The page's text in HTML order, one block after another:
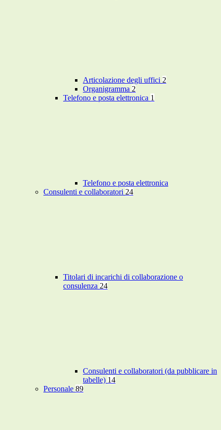
Articolazione degli uffici 2
Organigramma 2
Telefono e posta elettronica 1
Telefono e posta elettronica
Consulenti e collaboratori 24
Titolari di incarichi di collaborazione o
consulenza 24
Consulenti e collaboratori (da pubblicare in
tabelle) 14
Personale 89